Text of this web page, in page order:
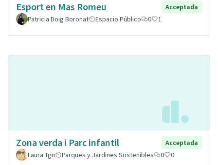
Esport en Mas Romeu
Acceptada
Patricia Doig Boronat
Espacio Público 0 1
Zona verda i Parc infantil
Acceptada
Laura Tgn
Parques y Jardines Sostenibles 0 0